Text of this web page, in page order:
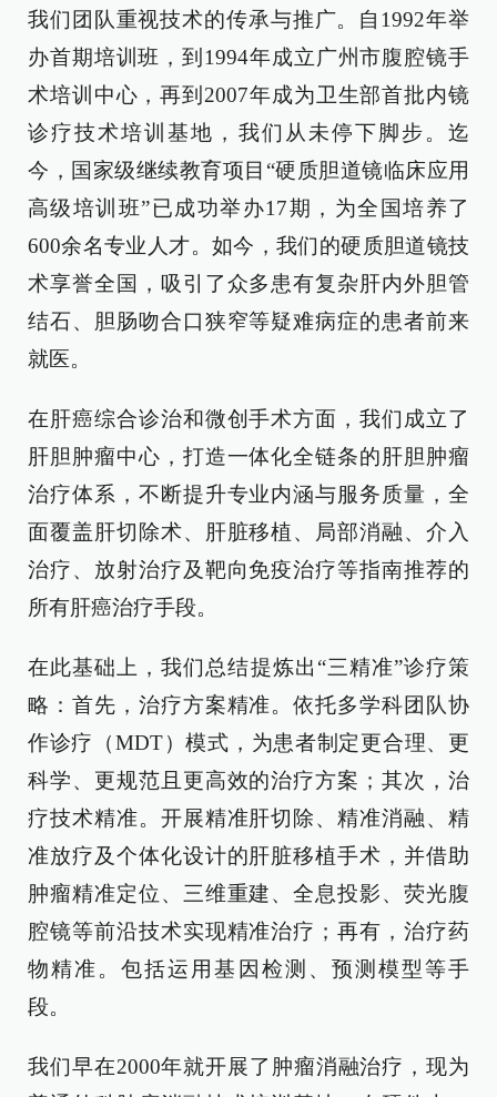
我们团队重视技术的传承与推广。自1992年举
办首期培训班，到1994年成立广州市腹腔镜手
术培训中心，再到2007年成为卫生部首批内镜
诊疗技术培训基地，我们从未停下脚步。迄
今，国家级继续教育项目“硬质胆道镜临床应用
高级培训班”已成功举办17期，为全国培养了
600余名专业人才。如今，我们的硬质胆道镜技
术享誉全国，吸引了众多患有复杂肝内外胆管
结石、胆肠吻合口狭窄等疑难病症的患者前来
就医。
在肝癌综合诊治和微创手术方面，我们成立了
肝胆肿瘤中心，打造一体化全链条的肝胆肿瘤
治疗体系，不断提升专业内涵与服务质量，全
面覆盖肝切除术、肝脏移植、局部消融、介入
治疗、放射治疗及靶向免疫治疗等指南推荐的
所有肝癌治疗手段。
在此基础上，我们总结提炼出“三精准”诊疗策
略：首先，治疗方案精准。依托多学科团队协
作诊疗（MDT）模式，为患者制定更合理、更
科学、更规范且更高效的治疗方案；其次，治
疗技术精准。开展精准肝切除、精准消融、精
准放疗及个体化设计的肝脏移植手术，并借助
肿瘤精准定位、三维重建、全息投影、荧光腹
腔镜等前沿技术实现精准治疗；再有，治疗药
物精准。包括运用基因检测、预测模型等手
段。
我们早在2000年就开展了肿瘤消融治疗，现为